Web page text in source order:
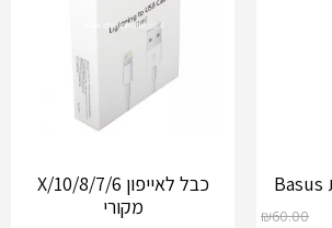
₪60.00
כבל לאייפון X/10/8/7/6
מקורי